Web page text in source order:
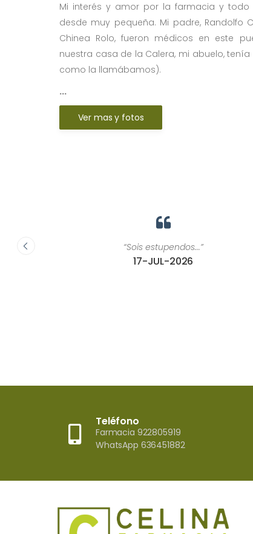
Mi interés y amor por la farmacia y
desde muy pequeña. Mi padre, Randolfo
Chinea Rolo, fueron médicos en este
nuestra casa de la Calera, mi abuelo,
como la llamábamos).
...
Ver mas y fotos
“El personal es siempre muy atento,
eficiente. Suelo encontrar lo que necesito
Teléfono
Farmacia 922805919
WhatsApp 636451882